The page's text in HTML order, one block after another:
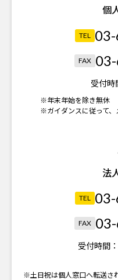
個
TEL
FAX
受付時
※年末年始を除き無休
※ガイダンスに従って、
法
TEL
FAX
受付時間：
※土日祝は個人窓口へ転送さ